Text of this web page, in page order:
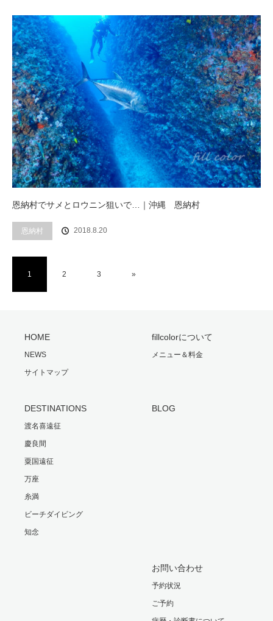
恩納村でサメとロウニン狙いで…｜沖縄 恩納村
恩納村 2018.8.20
1 2 3 »
HOME
NEWS
サイトマップ
fillcolorについて
メニュー＆料金
DESTINATIONS
渡名喜遠征
慶良間
粟国遠征
万座
糸満
ビーチダイビング
知念
BLOG
お問い合わせ
予約状況
ご予約